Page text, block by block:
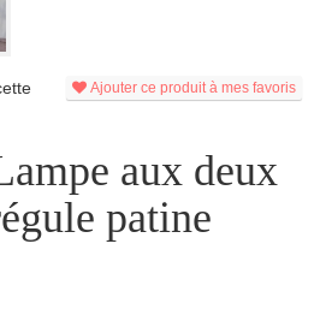
Ajouter ce produit à mes favoris
aux deux
patine